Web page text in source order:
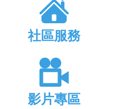
社區服務
影片專區